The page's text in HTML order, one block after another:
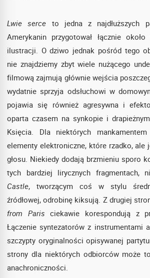
Lwie serce to jedna z najdłuższych
Amerykanin przygotował łącznie
ilustracji. O dziwo jednak pośród tego
nie znajdziemy zbyt wiele nużącego
filmową zajmują głównie wejścia
wydatnie sprzyja odsłuchowi w
pojawia się również agresywna i
oparta czasem na synkopie i
Księcia. Dla niektórych
elementy elektroniczne, które rzadko, ale
głosu. Niekiedy dodają brzmieniu sporo
tych bardziej lirycznych fragmentach,
Castle, tworzącym coś w stylu
źródłowej, odrobinę kiksują. Z drugiej
from Paris ciekawie korespondują z
Łączenie syntezatorów z instrumentami
szczypty oryginalności opisywanej
strony dla niektórych odbiorców może
anachroniczności.